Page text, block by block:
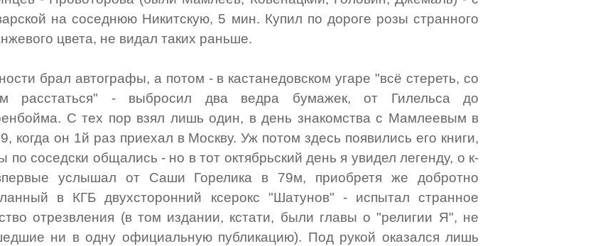
на соседнюю Никитскую, 5 мин. Купил по дороге розы странного
цвета, не видал таких раньше.
брал автографы, а потом - в кастанедовском угаре "всё стереть, со
расстаться" - выбросил два ведра бумажек, от Гилельса до
С тех пор взял лишь один, в день знакомства с Мамлеевым в
когда он 1й раз приехал в Москву. Уж потом здесь появились его книги,
по соседски общались - но в тот октябрьский день я увидел легенду, о к-
услышал от Саши Горелика в 79м, приобретя же добротно
в КГБ двухсторонний ксерокс "Шатунов" - испытал странное
отрезвления (в том издании, кстати, были главы о "религии Я", не
ни в одну официальную публикацию). Под рукой оказался лишь